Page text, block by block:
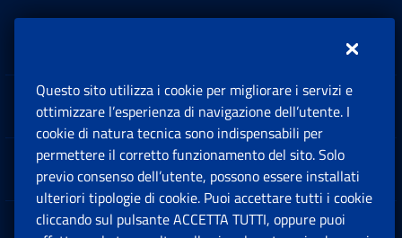
Sedi e Contatti
Software
Note Legali
Questo sito utilizza i cookie per migliorare i servizi e
ottimizzare l’esperienza di navigazione dell’utente. I
cookie di natura tecnica sono indispensabili per
permettere il corretto funzionamento del sito. Solo
previo consenso dell’utente, possono essere installati
ulteriori tipologie di cookie. Puoi accettare tutti i cookie
cliccando sul pulsante ACCETTA TUTTI, oppure puoi